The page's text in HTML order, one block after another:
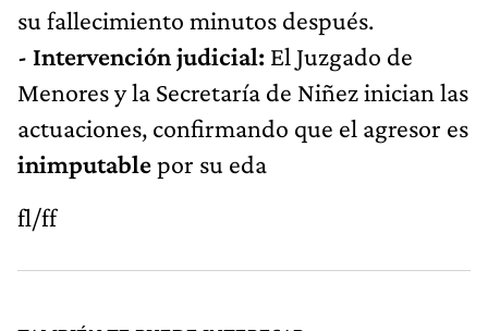
su fallecimiento minutos después.
- Intervención judicial: El Juzgado de
Menores y la Secretaría de Niñez inician las
actuaciones, confirmando que el agresor es
inimputablepor su eda
fl/ff